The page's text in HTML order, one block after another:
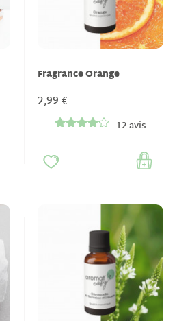
Fragrance Orange
2,99 €
12 avis